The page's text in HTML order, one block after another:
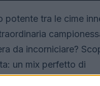
potente tra le cime
da incorniciare?
un mix perfetto di